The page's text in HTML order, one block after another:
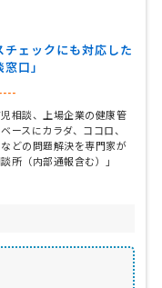
ェックにも対応した
口」
相談、上場企業の健康管
ースにカラダ、ココロ、
どの問題解決を専門家が
所（内部通報含む）」